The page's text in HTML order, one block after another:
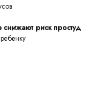
риск простуд